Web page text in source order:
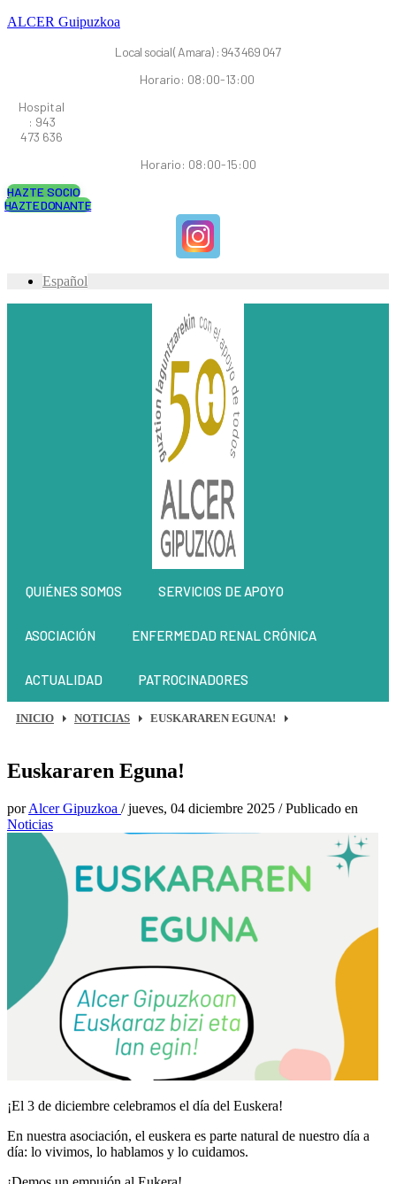
ALCER Guipuzkoa
Local social ( Amara) : 943 469 047
Horario: 08:00-13:00
Hospital
: 943
473 636
Horario: 08:00-15:00
HAZTE SOCIO
HAZTE DONANTE
Español
QUIÉNES SOMOS SERVICIOS DE APOYO
ASOCIACIÓN ENFERMEDAD RENAL CRÓNICA
ACTUALIDAD PATROCINADORES
INICIO NOTICIAS EUSKARAREN EGUNA!
Euskararen Eguna!
porAlcer Gipuzkoa /jueves, 04 diciembre 2025 /Publicado en
Noticias
¡El 3 de diciembre celebramos el día del Euskera!
En nuestra asociación, el euskera es parte natural de nuestro día a
día: lo vivimos, lo hablamos y lo cuidamos.